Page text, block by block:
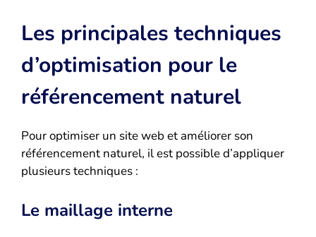
Les principales techniques
d’optimisation pour le
référencement naturel
Pour optimiser un site web et améliorer son
référencement naturel, il est possible d’appliquer
plusieurs techniques :
Le maillage interne